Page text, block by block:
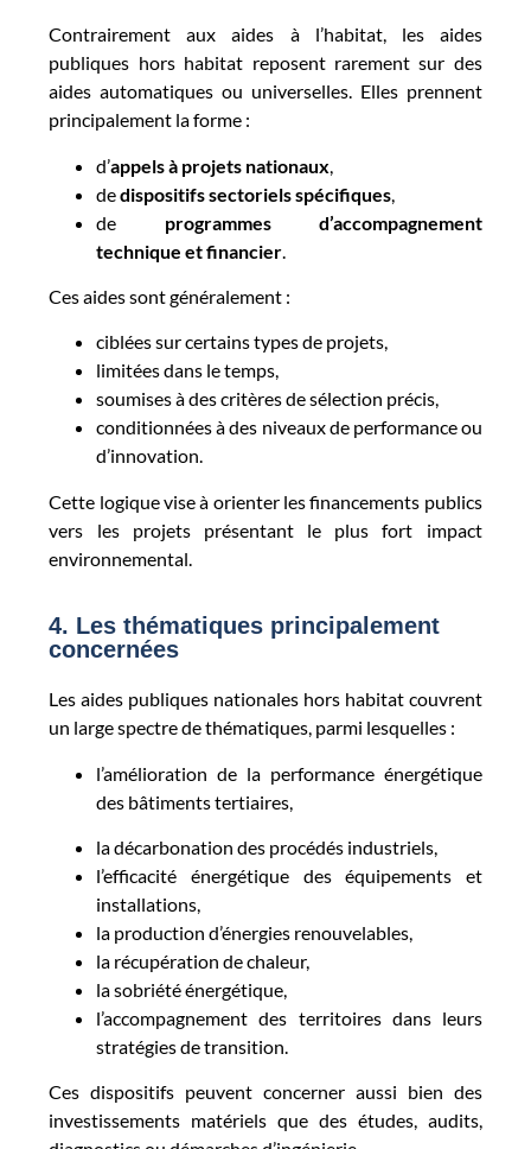
Contrairement aux aides à l’habitat, les aides
publiques hors habitat reposent rarement sur des
aides automatiques ou universelles. Elles prennent
principalement la forme :
d’appels à projets nationaux
dedispositifs sectoriels spécifiques
de programmes d’accompagnement
technique et financier
Ces aides sont généralement :
ciblées sur certains types de projets,
limitées dans le temps,
soumises à des critères de sélection précis,
conditionnées à des niveaux de performance ou
d’innovation.
Cette logique vise à orienter les financements publics
vers les projets présentant le plus fort impact
environnemental.
4. Les thématiques principalement
concernées
Les aides publiques nationales hors habitat couvrent
un large spectre de thématiques, parmi lesquelles :
l’amélioration de la performance énergétique
des bâtiments tertiaires,
la décarbonation des procédés industriels,
l’efficacité énergétique des équipements et
installations,
la production d’énergies renouvelables,
la récupération de chaleur,
la sobriété énergétique,
l’accompagnement des territoires dans leurs
stratégies de transition.
Ces dispositifs peuvent concerner aussi bien des
investissements matériels que des études, audits,